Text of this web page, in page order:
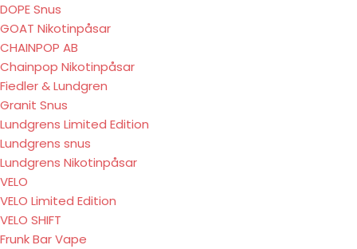
DOPE Snus
GOAT Nikotinpåsar
CHAINPOP AB
Chainpop Nikotinpåsar
Fiedler & Lundgren
Granit Snus
Lundgrens Limited Edition
Lundgrens snus
Lundgrens Nikotinpåsar
VELO
VELO Limited Edition
VELO SHIFT
Frunk Bar Vape